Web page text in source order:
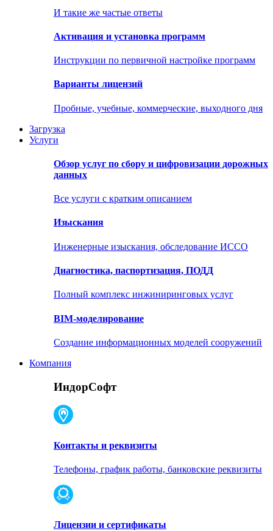
И такие же частые ответы
Активация и установка программ
Инструкции по первичной настройке программ
Варианты лицензий
Пробные, учебные, коммерческие, выходного дня
Загрузка
Услуги
Обзор услуг по сбору и цифровизации дорожных
данных
Все услуги с кратким описанием
Изыскания
Инженерные изыскания, обследование ИССО
Диагностика, паспортизация, ПОДД
Полный комплекс инжиниринговых услуг
BIM-моделирование
Создание информационных моделей сооружений
Компания
ИндорСофт
Контакты и реквизиты
Телефоны, график работы, банковские реквизиты
Лицензии и сертификаты